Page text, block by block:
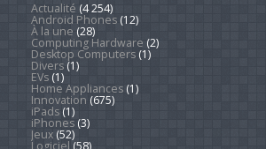
Actualité (4 254)
Android Phones(12)
À la une (28)
Computing Hardware (2)
Desktop Computers(1)
Divers(1)
EVs(1)
Home Appliances(1)
Innovation (675)
iPads(1)
iPhones(3)
Jeux(52)